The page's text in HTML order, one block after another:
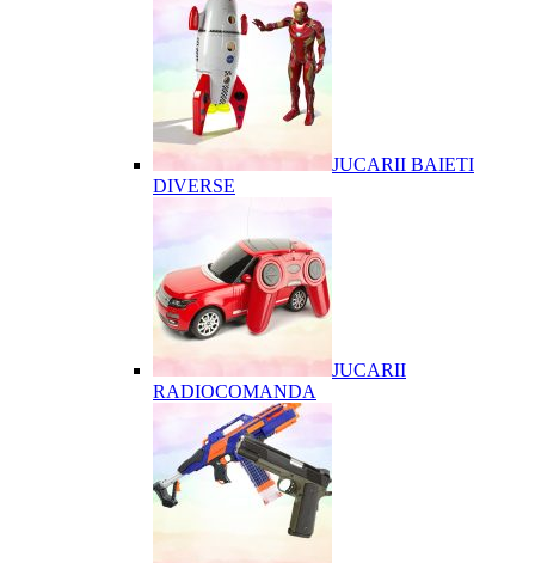
JUCARII BAIETI
DIVERSE
JUCARII
RADIOCOMANDA